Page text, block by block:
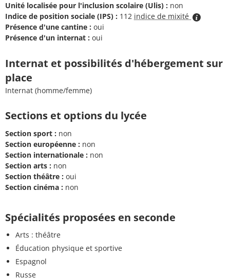
Unité localisée pour l'inclusion scolaire (Ulis) : non
Indice de position sociale (IPS) : 112 indice de mixité
Présence d'une cantine : oui
Présence d'un internat : oui
Internat et possibilités d'hébergement sur
place
Internat (homme/femme)
Sections et options du lycée
Section sport : non
Section européenne : non
Section internationale : non
Section arts : non
Section théâtre : oui
Section cinéma : non
Spécialités proposées en seconde
Arts : théâtre
Éducation physique et sportive
Espagnol
Russe